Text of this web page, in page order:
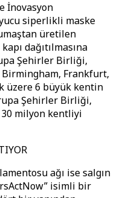
İnovasyon
siperlikli maske
üretilen
dağıtılmasına
Şehirler Birliği,
Birmingham, Frankfurt,
üzere 6 büyük kentin
Şehirler Birliği,
milyon kentliyi
ağı ise salgın
isimli bir